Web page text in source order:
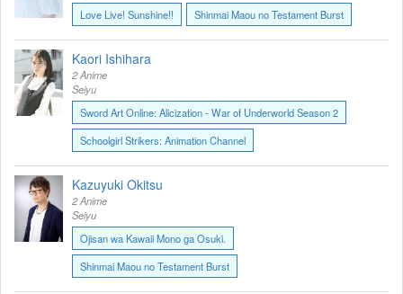
Love Live! Sunshine!!
Shinmai Maou no Testament Burst
Kaori Ishihara
2 Anime
Seiyu
Sword Art Online: Alicization - War of Underworld Season 2
Schoolgirl Strikers: Animation Channel
Kazuyuki Okitsu
2 Anime
Seiyu
Ojisan wa Kawaii Mono ga Osuki.
Shinmai Maou no Testament Burst